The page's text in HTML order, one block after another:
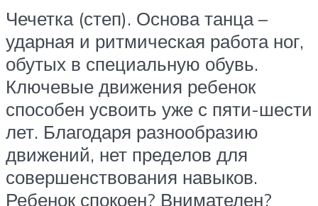
Чечетка (степ). Основа танца –
ударная и ритмическая работа ног,
обутых в специальную обувь.
Ключевые движения ребенок
способен усвоить уже с пяти-шести
лет. Благодаря разнообразию
движений, нет пределов для
совершенствования навыков.
Ребенок спокоен? Внимателен?